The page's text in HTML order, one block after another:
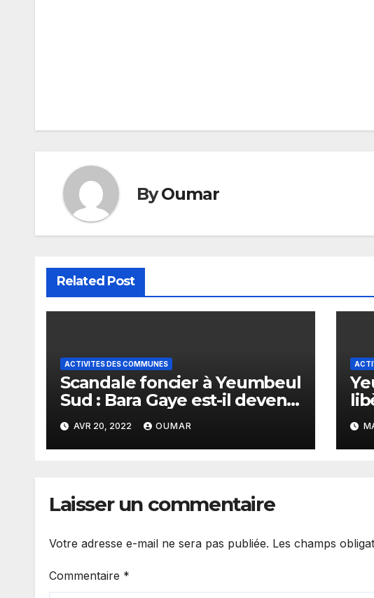
l’article
ByOumar
Related Post
ACTIVITES DES COMMUNES
Scandale foncier à Yeumbeul
Sud : Bara Gaye est-il devenu
intouchable
AVR 20, 2022 OUMAR
Laisser un commentaire
Votre adresse e-mail ne sera pas publiée. Les champs
Commentaire *